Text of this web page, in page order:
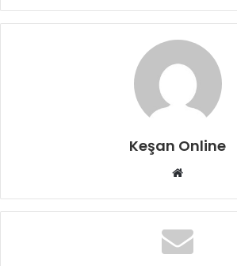
Keşan Online
Web